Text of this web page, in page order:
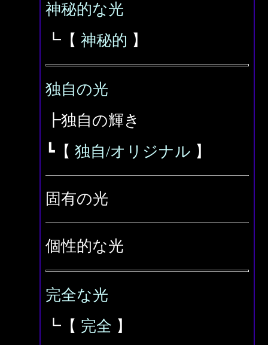
神秘的な光
┗【 神秘的 】
独自の光
┣独自の輝き
┗【 独自/オリジナル 】
固有の光
個性的な光
完全な光
┗【 完全 】